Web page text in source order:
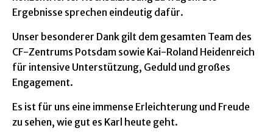
Ergebnisse sprechen eindeutig dafür.
Unser besonderer Dank gilt dem gesamten Team des
CF-Zentrums Potsdam sowie Kai-Roland Heidenreich
für intensive Unterstützung, Geduld und großes
Engagement.
Es ist für uns eine immense Erleichterung und Freude
zu sehen, wie gut es Karl heute geht.